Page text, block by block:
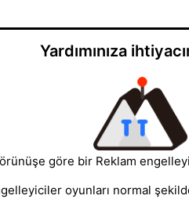
Octagon Studio
Yardımınıza
göre bir Reklam
oyunları normal